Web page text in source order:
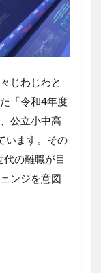
じわじわと
「令和4年度
公立小中高
います。その
の離職が目
ンジを意図